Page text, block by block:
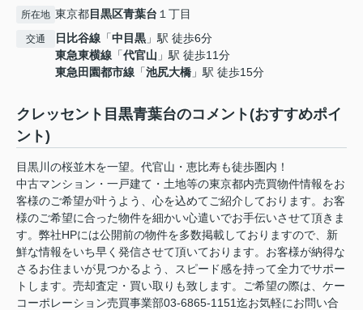
所在地 東京都目黒区青葉台 １丁目
交通 日比谷線 「中目黒 」駅 徒歩6分
東急東横線 「代官山 」駅 徒歩11分
東急田園都市線 「池尻大橋 」駅 徒歩15分
クレッセント目黒青葉台のコメント(おすすめポイ
ント)
目黒川の桜並木を一望。代官山・恵比寿も徒歩圏内！
中古マンション・一戸建て・土地等の東京都内売買物件情報をお
客様のご希望が叶うよう、心を込めてご紹介しております。お客
様のご希望に合った物件を細かい心遣いでお手伝いさせて頂きま
す。弊社HPには公開前の物件を多数掲載しておりますので、新
鮮な情報をいち早く発信させて頂いております。お客様が納得な
さるお住まいが見つかるよう、スピード感を持って全力でサポー
トします。売却査定・買い取りも致します。ご希望の際は、ケー
コーポレーション売買事業部03-6865-1151迄お気軽にお問い合